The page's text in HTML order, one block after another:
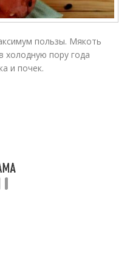
пользы. Мякоть
холодную пору года
и почек.